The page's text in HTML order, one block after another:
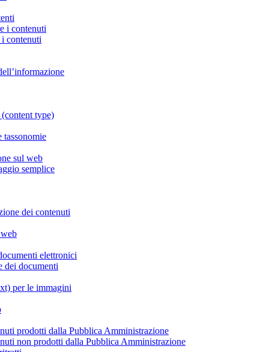
i contenuti
contenuti
type)
tassonomie
sul web
semplice
dei contenuti
elettronici
dei documenti
per le immagini
prodotti dalla Pubblica Amministrazione
non prodotti dalla Pubblica Amministrazione